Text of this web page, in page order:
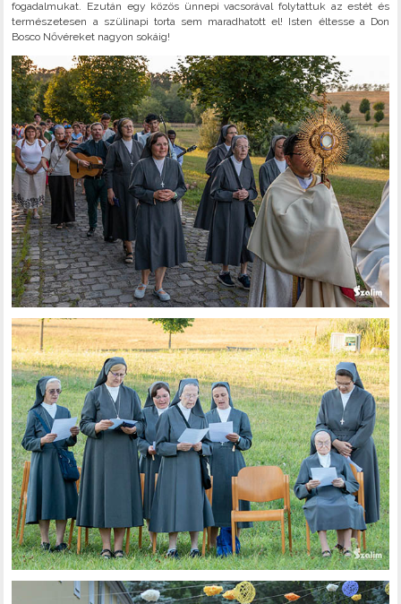
fogadalmukat. Ezután egy közös ünnepi vacsorával folytattuk az estét és
természetesen a szülinapi torta sem maradhatott el! Isten éltesse a Don
Bosco Nővéreket nagyon sokáig!